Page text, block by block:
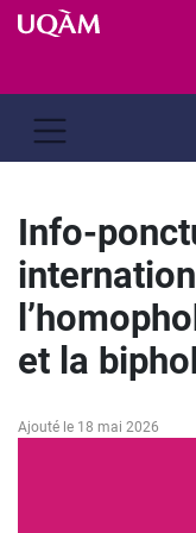
Passer
Info-
et la
Ajouté le 18 mai 2026